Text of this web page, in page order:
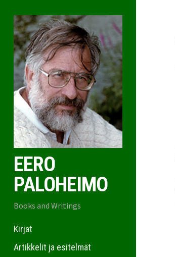
EERO
PALOHEIMO
Books and Writings
Kirjat
Artikkelit ja esitelmät